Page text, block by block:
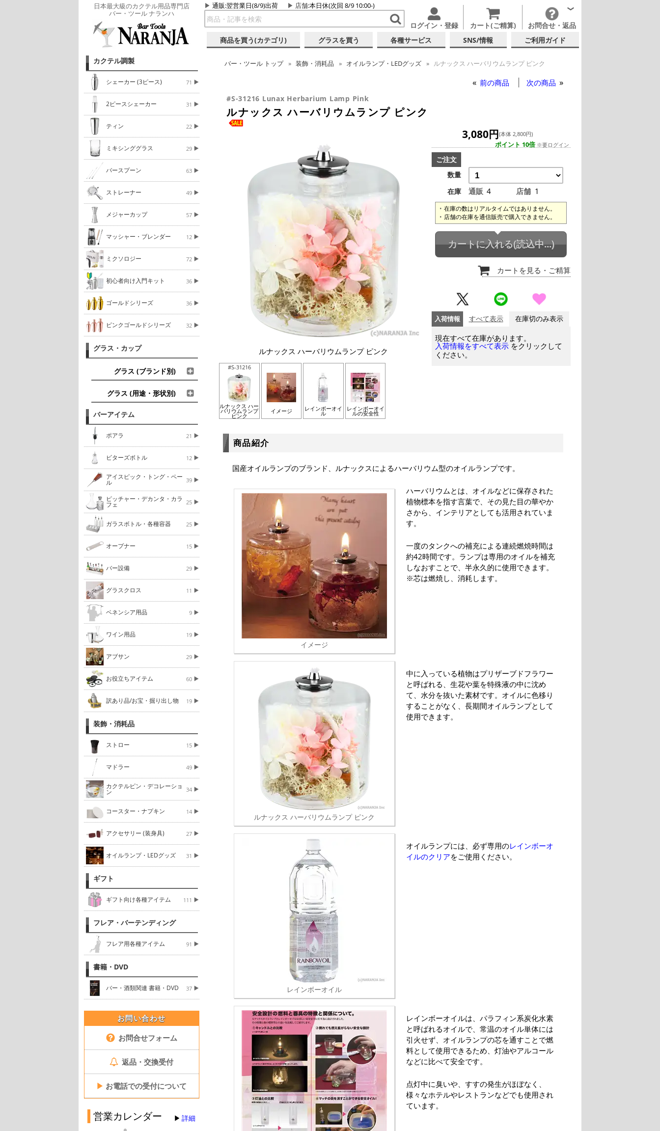
日本最大級のカクテル用品専門店
バー・ツール ナランハ
通販:翌営業日(8/9)出荷 店舗:本日休(次回 8/9 10:00-)
ログイン・登録 カート(ご精算) お問合せ・返品
商品を買う(カテゴリ) グラスを買う 各種サービス SNS/情報 ご利用ガイド
カクテル調製
シェーカー (3ピース) 71
2ピースシェーカー 31
ティン 22
ミキシンググラス 29
バースプーン 63
ストレーナー 49
メジャーカップ 57
マッシャー・ブレンダー 12
ミクソロジー 72
初心者向け入門キット 36
ゴールドシリーズ 36
ピンクゴールドシリーズ 32
グラス・カップ
グラス (ブランド別)
グラス (用途・形状別)
バーアイテム
ポアラ 21
ビターズボトル 12
アイスピック・トング・ペー
ル 39
ピッチャー・デカンタ・カラ
フェ 25
ガラスボトル・各種容器 25
オープナー 15
バー設備 29
グラスクロス 11
ベネンシア用品 9
ワイン用品 19
アブサン 29
お役立ちアイテム 60
訳あり品/お宝・掘り出し物 19
装飾・消耗品
ストロー 15
マドラー 49
カクテルピン・デコレーショ
ン 34
コースター・ナプキン 14
アクセサリー (装身具) 27
オイルランプ・LEDグッズ 31
ギフト
ギフト向け各種アイテム 111
フレア・バーテンディング
フレア用各種アイテム 91
書籍・DVD
バー・酒類関連 書籍・DVD 37
お問い合わせ
お問合せフォーム
返品・交換受付
▶ お電話での受付について
営業カレンダー 詳細
バー・ツール トップ 装飾・消耗品 オイルランプ・LEDグッズ ルナックス ハーバリウムランプ ピンク
前の商品 次の商品
#S-31216 Lunax Herbarium Lamp Pink
ルナックス ハーバリウムランプ ピンク
ルナックス ハーバリウムランプ ピンク
#S-31216
ルナックス ハー
バリウムランプ
ピンク
イメージ レインボーオイ
ル
レインボーオイ
ルの安全性
3,080円(本体 2,800円)
ポイント 10倍 ※要ログイン
ご注文
数量
在庫
通販 4 店舗 1
在庫の数はリアルタイムではありません。
店舗の在庫を通信販売で購入できません。
カートに入れる(読込中...)
カートを見る ・ご精算
入荷情報 すべて表示 在庫切のみ表示
現在すべて在庫があります。
入荷情報をすべて表示 をクリックして
ください。
商品紹介
国産オイルランプのブランド、ルナックスによるハーバリウム型のオイルランプです。
イメージ
ハーバリウムとは、オイルなどに保存された
植物標本を指す言葉で、その見た目の華やか
さから、インテリアとしても活用されていま
す。
一度のタンクへの補充による連続燃焼時間は
約42時間です。ランプは専用のオイルを補充
しなおすことで、半永久的に使用できます。
※芯は燃焼し、消耗します。
ルナックス ハーバリウムランプ ピンク
中に入っている植物はプリザーブドフラワー
と呼ばれる、生花や葉を特殊液の中に沈め
て、水分を抜いた素材です。オイルに色移り
することがなく、長期間オイルランプとして
使用できます。
レインボーオイル
オイルランプには、必ず専用のレインボーオ
イルのクリアをご使用ください。
レインボーオイルは、パラフィン系炭化水素
と呼ばれるオイルで、常温のオイル単体には
引火せず、オイルランプの芯を通すことで燃
料として使用できるため、灯油やアルコール
などに比べて安全です。
点灯中に臭いや、すすの発生がほぼなく、
様々なホテルやレストランなどでも使用され
ています。